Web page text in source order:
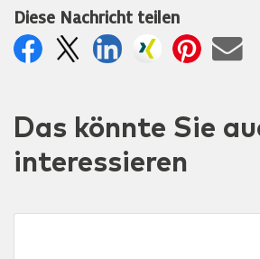
Diese Nachricht teilen
Das könnte Sie
interessieren